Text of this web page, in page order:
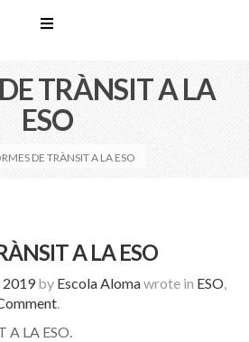
TRÀNSIT A LA
ESO
DE TRÀNSIT A LA ESO
A LA ESO
2019 by Escola Alomawrote in ESO,
.
A LA ESO.